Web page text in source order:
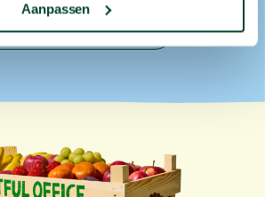
Aanpassen
zones de livraison